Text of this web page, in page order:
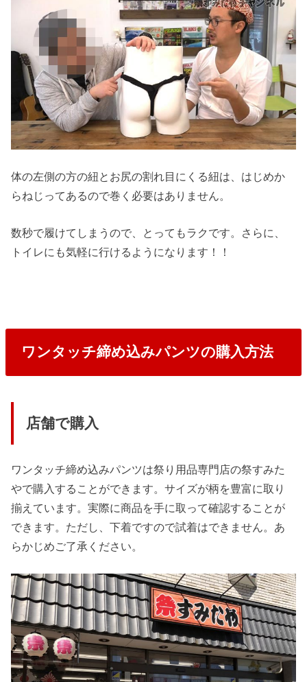
体の左側の方の紐とお尻の割れ目にくる紐は、はじめか
らねじってあるので巻く必要はありません。
数秒で履けてしまうので、とってもラクです。さらに、
トイレにも気軽に行けるようになります！！
ワンタッチ締め込みパンツの購入方法
店舗で購入
ワンタッチ締め込みパンツは祭り用品専門店の祭すみた
やで購入することができます。サイズが柄を豊富に取り
揃えています。実際に商品を手に取って確認することが
できます。ただし、下着ですので試着はできません。あ
らかじめご了承ください。